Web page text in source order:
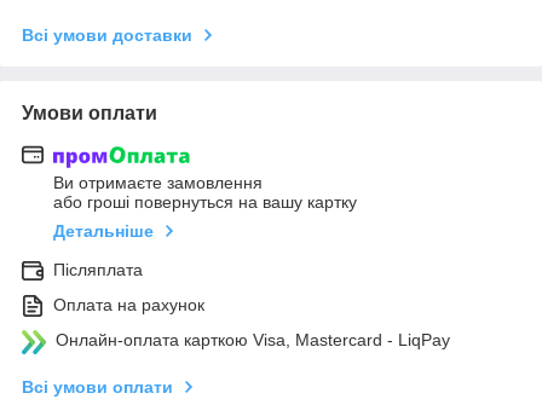
Всі умови доставки
Умови оплати
Ви отримаєте замовлення
або гроші повернуться на вашу картку
Детальніше
Післяплата
Оплата на рахунок
Онлайн-оплата карткою Visa, Mastercard - LiqPay
Всі умови оплати